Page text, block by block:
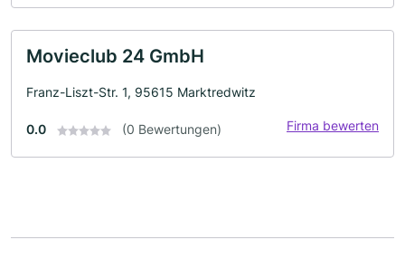
Movieclub 24 GmbH
Franz-Liszt-Str. 1, 95615 Marktredwitz
0.0 (0 Bewertungen) Firma bewerten